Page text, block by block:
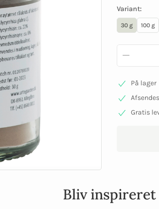
Variant:
30 g 100 g
På lager
Gratis
Bliv inspireret